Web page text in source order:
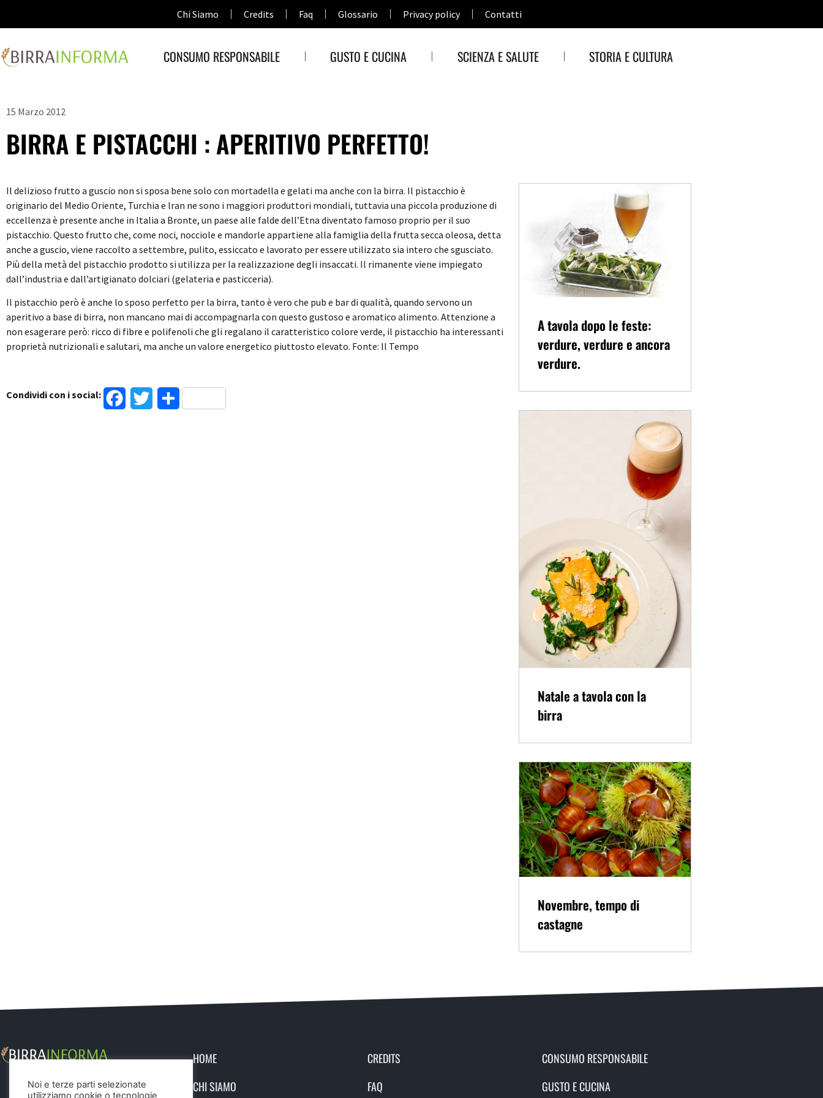
Chi Siamo Credits Faq Glossario Privacy policy Contatti
CONSUMO RESPONSABILE GUSTO E CUCINA SCIENZA E SALUTE STORIA E CULTURA
15 Marzo 2012
BIRRA E PISTACCHI : APERITIVO PERFETTO!
Il delizioso frutto a guscio non si sposa bene solo con mortadella e gelati ma anche con la birra. Il pistacchio è
originario del Medio Oriente, Turchia e lran ne sono i maggiori produttori mondiali, tuttavia una piccola produzione di
eccellenza è presente anche in Italia a Bronte, un paese alle falde dell’Etna diventato famoso proprio per il suo
pistacchio. Questo frutto che, come noci, nocciole e mandorle appartiene alla famiglia della frutta secca oleosa, detta
anche a guscio, viene raccolto a settembre, pulito, essiccato e lavorato per essere utilizzato sia intero che sgusciato.
Più della metà del pistacchio prodotto si utilizza per la realizzazione degli insaccati. Il rimanente viene impiegato
dall’industria e dall’artigianato dolciari (gelateria e pasticceria).
Il pistacchio però è anche lo sposo perfetto per la birra, tanto è vero che pub e bar di qualità, quando servono un
aperitivo a base di birra, non mancano mai di accompagnarla con questo gustoso e aromatico alimento. Attenzione a
non esagerare però: ricco di fibre e polifenoli che gli regalano il caratteristico colore verde, il pistacchio ha interessanti
proprietà nutrizionali e salutari, ma anche un valore energetico piuttosto elevato. Fonte: Il Tempo
Condividi con i social: FacebookTwitterCondividi
A tavola dopo le feste:
verdure, verdure e ancora
verdure.
Natale a tavola con la
birra
Novembre, tempo di
castagne
HOME
CHI SIAMO
CREDITS
FAQ
CONSUMO RESPONSABILE
GUSTO E CUCINA
Noi e terze parti selezionate
utilizziamo cookie o tecnologie